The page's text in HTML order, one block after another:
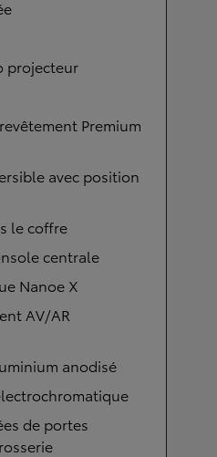
projecteur
Premium
avec position
le coffre
centrale
Nanoe X
AV/AR
anodisé
de portes